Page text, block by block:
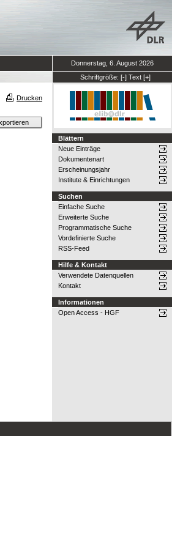
Donnerstag, 6. August 2026
Schriftgröße: [-] Text [+]
Drucken
Blättern
Neue Einträge
Dokumentenart
Erscheinungsjahr
Institute & Einrichtungen
Suchen
Einfache Suche
Erweiterte Suche
Programmatische Suche
Vordefinierte Suche
RSS-Feed
Hilfe & Kontakt
Verwendete Datenquellen
Kontakt
Informationen
Open Access - HGF